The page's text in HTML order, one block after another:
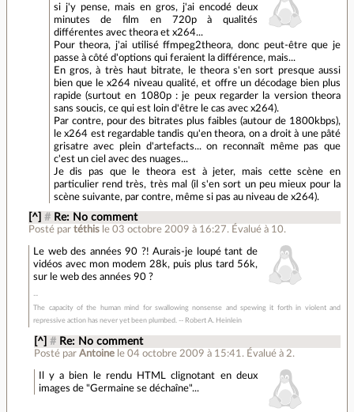
si j'y pense, mais en gros, j'ai encodé deux
minutes de film en 720p à qualités
différentes avec theora et x264...
Pour theora, j'ai utilisé ffmpeg2theora, donc peut-être que je
passe à côté d'options qui feraient la différence, mais...
En gros, à très haut bitrate, le theora s'en sort presque aussi
bien que le x264 niveau qualité, et offre un décodage bien plus
rapide (surtout en 1080p : je peux regarder la version theora
sans soucis, ce qui est loin d'être le cas avec x264).
Par contre, pour des bitrates plus faibles (autour de 1800kbps),
le x264 est regardable tandis qu'en theora, on a droit à une pâté
grisatre avec plein d'artefacts... on reconnaît même pas que
c'est un ciel avec des nuages...
Je dis pas que le theora est à jeter, mais cette scène en
particulier rend très, très mal (il s'en sort un peu mieux pour la
scène suivante, par contre, même si pas au niveau de x264).
[^] # Re: No comment
Posté partéthis le 03 octobre 2009 à 16:27. Évalué à 10.
Le web des années 90 ?! Aurais-je loupé tant de
vidéos avec mon modem 28k, puis plus tard 56k,
sur le web des années 90 ?
The capacity of the human mind for swallowing nonsense and spewing it forth in violent and
repressive action has never yet been plumbed. -- Robert A. Heinlein
[^] # Re: No comment
Posté par Antoine le 04 octobre 2009 à 15:41 . Évalué à 2.
Il y a bien le rendu HTML clignotant en deux
images de "Germaine se déchaîne"...